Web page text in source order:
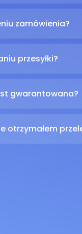
zamówienia?
przesyłki?
gwarantowana?
otrzymałem